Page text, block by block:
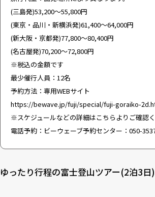
(三島発)53,200～55,800円
(東京・品川・新横浜発)61,400～64,000円
(新大阪・京都発)77,800～80,400円
(名古屋発)70,200～72,800円
※税込の金額です
最少催行人員：12名
予約方法：専用WEBサイト
https://bewave.jp/fuji/special/fuji-goraiko-
※スケジュールなどの詳細はこちらよりご確認く
電話予約：ビーウェーブ予約センター：050-
ゆったり行程の富士登山ツアー(2泊3日)